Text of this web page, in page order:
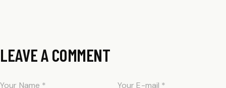
LEAVE A COMMENT